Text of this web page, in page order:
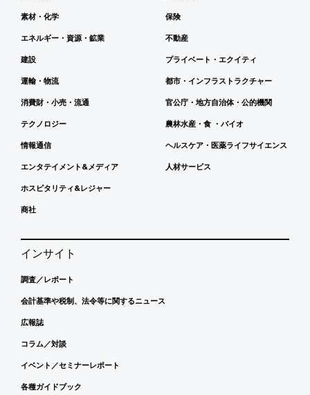
素材・化学
エネルギー・資源・鉱業
建設
運輸・物流
消費財・小売・流通
テクノロジー
情報通信
エンタテイメント&メディア
ホスピタリティ&レジャー
商社
保険
不動産
プライベート・エクイティ
都市・インフラストラクチャー
官公庁・地方自治体・公的機関
農林水産・食 ・バイオ
ヘルスケア・医薬ライフサイエンス
人材サービス
インサイト
調査／レポート
会計基準や税制、法令等に関するニュース
広報誌
コラム／対談
イベント／セミナーレポート
各種ガイドブック